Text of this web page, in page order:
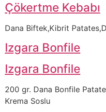
Çökertme Kebabı
Dana Biftek,Kibrit
Izgara Bonfile
Izgara Bonfile
200 gr. Dana Bonfile
Krema Soslu